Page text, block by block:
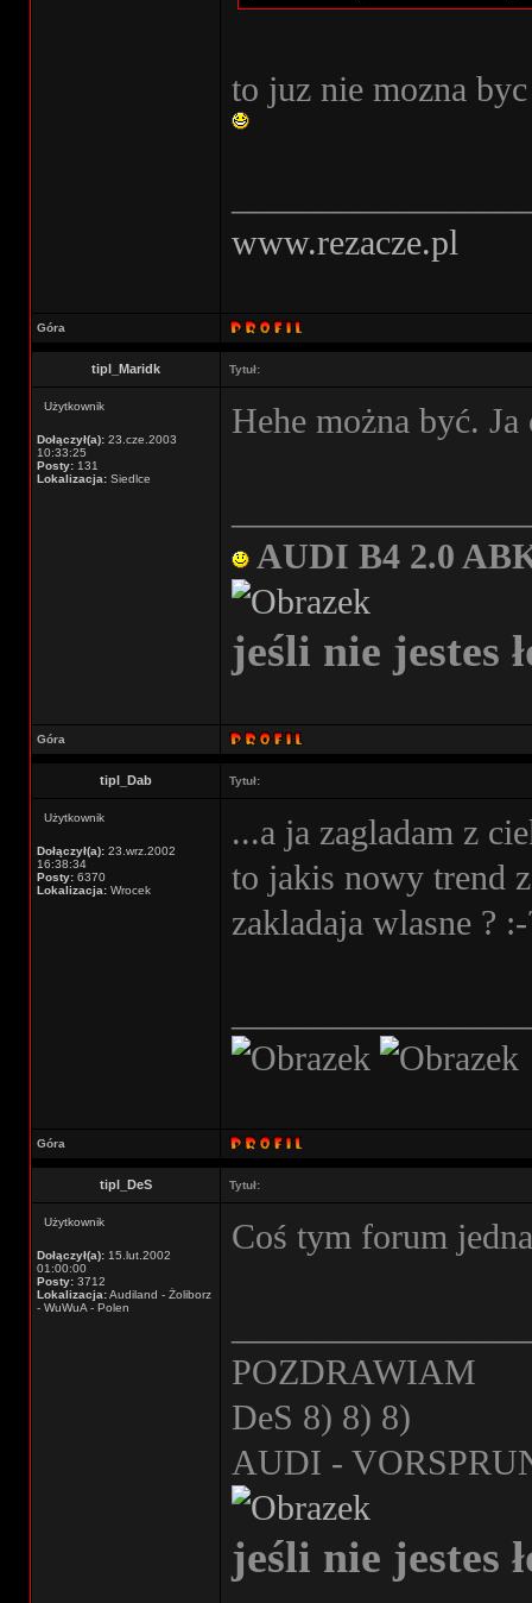
to juz nie mozna
www.rezacze.pl
Góra
tipl_Maridk Tytuł:
Użytkownik
Dołączył(a): 23.cze.2003
10:33:25
Posty: 131
Lokalizacja: Siedlce
Hehe można być.
AUDI B4 2.0
jeśli nie jestes
Góra
tipl_Dab Tytuł:
Użytkownik
Dołączył(a): 23.wrz.2002
16:38:34
Posty: 6370
Lokalizacja: Wrocek
...a ja zagladam z
to jakis nowy trend
zakladaja wlasne ?
Góra
tipl_DeS Tytuł:
Użytkownik
Dołączył(a): 15.lut.2002
01:00:00
Posty: 3712
Lokalizacja:Audiland - Żoliborz
- WuWuA - Polen
Coś tym forum
POZDRAWIAM
DeS 8) 8) 8)
AUDI -
jeśli nie jestes